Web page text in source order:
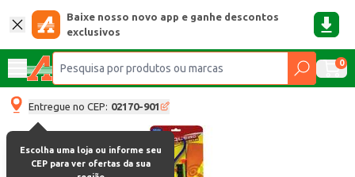
Baixe nosso novo app e ganhe descontos
exclusivos
0
Entregue no CEP: 02170-901
Escolha uma loja ou informe seu
CEP para ver ofertas da sua